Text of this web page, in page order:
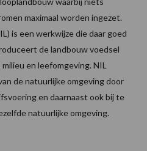
maximaal worden ingezet.
is een werkwijze die daar goed
de landbouw voedsel
en leefomgeving. NIL
de natuurlijke omgeving door
en daarnaast ook bij te
natuurlijke omgeving.